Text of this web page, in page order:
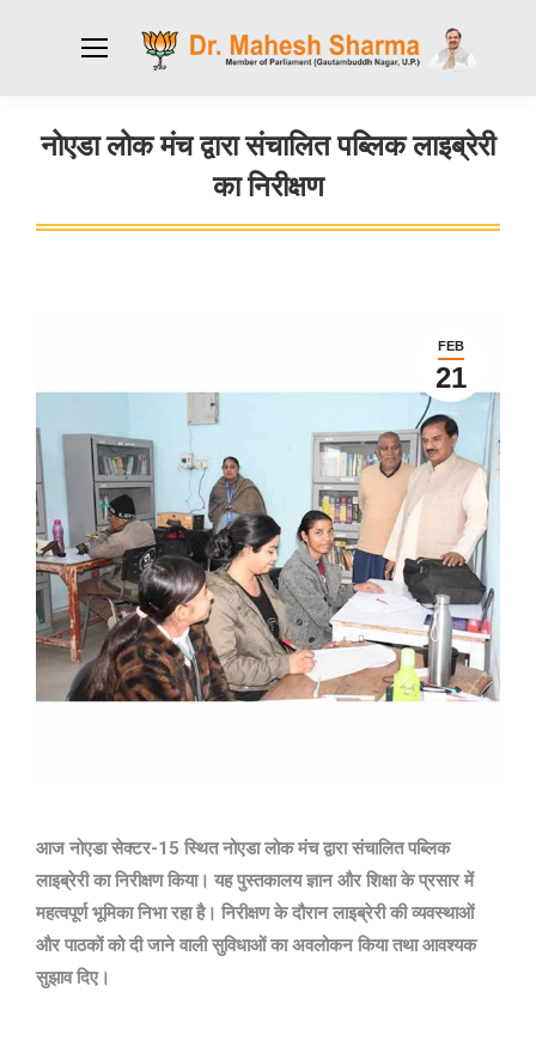
नोएडा लोक मंच द्वारा संचालित पब्लिक लाइब्रेरी
का निरीक्षण
You are here:
FEB
21
आज नोएडा सेक्टर-15 स्थित नोएडा लोक मंच द्वारा संचालित पब्लिक
लाइब्रेरी का निरीक्षण किया। यह पुस्तकालय ज्ञान और शिक्षा के प्रसार में
महत्वपूर्ण भूमिका निभा रहा है। निरीक्षण के दौरान लाइब्रेरी की व्यवस्थाओं
और पाठकों को दी जाने वाली सुविधाओं का अवलोकन किया तथा आवश्यक
सुझाव दिए।